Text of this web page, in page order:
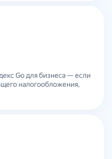
Go для бизнеса — если
налогообложения,